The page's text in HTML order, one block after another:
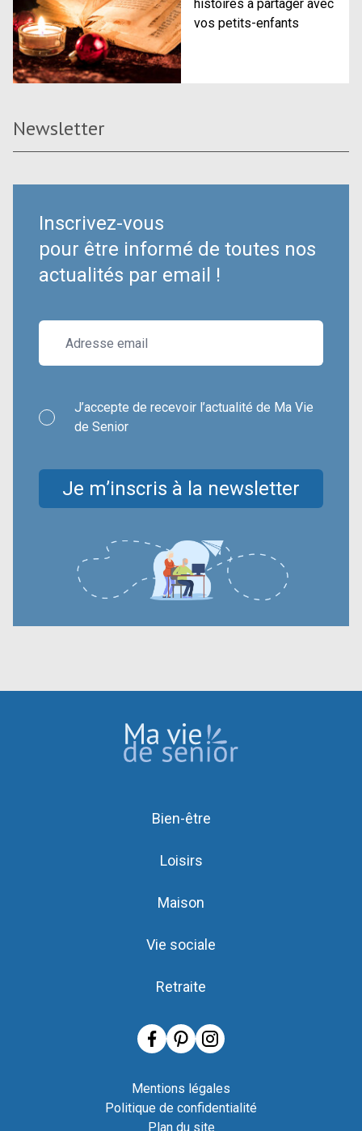
histoires à partager avec
vos petits-enfants
Newsletter
Inscrivez-vous
pour être informé de toutes nos
actualités par email !
J’accepte de recevoir l’actualité de Ma Vie
de Senior
Je m’inscris à la newsletter
Bien-être
Loisirs
Maison
Vie sociale
Retraite
Mentions légales
Politique de confidentialité
Plan du site